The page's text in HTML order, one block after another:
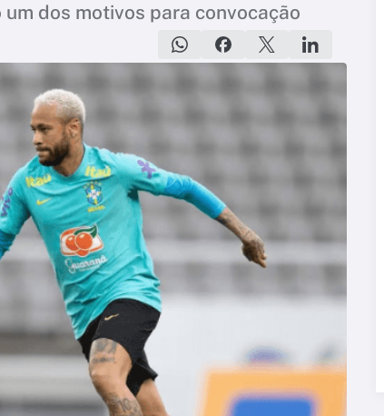
dos motivos para convocação